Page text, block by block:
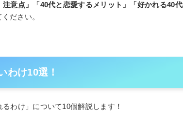
注意点」「40代と恋愛するメリット」「好かれる40代
ださい。
わけ10選！
わけ」について10個解説します！